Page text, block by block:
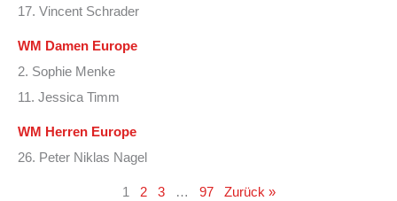
17. Vincent Schrader
WM Damen Europe
2. Sophie Menke
11. Jessica Timm
WM Herren Europe
26. Peter Niklas Nagel
1 2 3 … 97 Zurück »